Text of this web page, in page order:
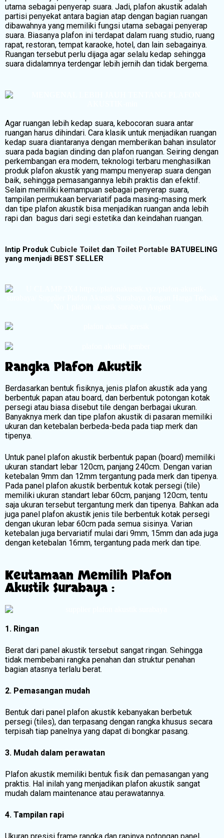
utama sebagai penyerap suara. Jadi, plafon akustik adalah
partisi penyekat antara bagian atap dengan bagian ruangan
dibawahnya yang memiliki fungsi utama sebagai penyerap
suara. Biasanya plafon ini terdapat dalam ruang studio, ruang
rapat, restoran, tempat karaoke, hotel, dan lain sebagainya.
Ruangan tersebut perlu dijaga agar selalu kedap sehingga
suara didalamnya terdengar lebih jernih dan tidak bergema.
Agar ruangan lebih kedap suara, kebocoran suara antar
ruangan harus dihindari. Cara klasik untuk menjadikan ruangan
kedap suara diantaranya dengan memberikan bahan insulator
suara pada bagian dinding dan plafon ruangan. Seiring dengan
perkembangan era modern, teknologi terbaru menghasilkan
produk plafon akustik yang mampu menyerap suara dengan
baik, sehingga pemasangannya lebih praktis dan efektif.
Selain memiliki kemampuan sebagai penyerap suara,
tampilan permukaan bervariatif pada masing-masing merk
dan tipe plafon akustik bisa menjadikan ruangan anda lebih
rapi dan bagus dari segi estetika dan keindahan ruangan.
Intip Produk Cubicle Toilet dan Toilet Portable BATUBELING
yang menjadi BEST SELLER
Rangka Plafon Akustik
Berdasarkan bentuk fisiknya, jenis plafon akustik ada yang
berbentuk papan atau board, dan berbentuk potongan kotak
persegi atau biasa disebut tile dengan berbagai ukuran.
Banyaknya merk dan tipe plafon akustik di pasaran memiliki
ukuran dan ketebalan berbeda-beda pada tiap merk dan
tipenya.
Untuk panel plafon akustik berbentuk papan (board) memiliki
ukuran standart lebar 120cm, panjang 240cm. Dengan varian
ketebalan 9mm dan 12mm tergantung pada merk dan tipenya.
Pada panel plafon akustik berbentuk kotak persegi (tile)
memiliki ukuran standart lebar 60cm, panjang 120cm, tentu
saja ukuran tersebut tergantung merk dan tipenya. Bahkan ada
juga panel plafon akustik jenis tile berbentuk kotak persegi
dengan ukuran lebar 60cm pada semua sisinya. Varian
ketebalan juga bervariatif mulai dari 9mm, 15mm dan ada juga
dengan ketebalan 16mm, tergantung pada merk dan tipe.
Keutamaan Memilih Plafon
Akustik Surabaya :
1. Ringan
Berat dari panel akustik tersebut sangat ringan. Sehingga
tidak membebani rangka penahan dan struktur penahan
bagian atasnya terlalu berat.
2. Pemasangan mudah
Bentuk dari panel plafon akustik kebanyakan berbetuk
persegi (tiles), dan terpasang dengan rangka khusus secara
terpisah tiap panelnya yang dapat di bongkar pasang.
3. Mudah dalam perawatan
Plafon akustik memiliki bentuk fisik dan pemasangan yang
praktis. Hal inilah yang menjadikan plafon akustik sangat
mudah dalam maintenance atau perawatannya.
4. Tampilan rapi